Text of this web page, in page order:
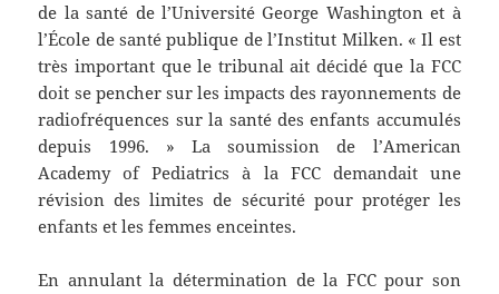
de la santé de l’Université George Washington et à
l’École de santé publique de l’Institut Milken. « Il est
très important que le tribunal ait décidé que la FCC
doit se pencher sur les impacts des rayonnements de
radiofréquences sur la santé des enfants accumulés
depuis 1996. » La soumission de l’American
Academy of Pediatrics à la FCC demandait une
révision des limites de sécurité pour protéger les
enfants et les femmes enceintes.
En annulant la détermination de la FCC pour son